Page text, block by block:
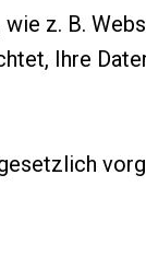
z. B.
Ihre